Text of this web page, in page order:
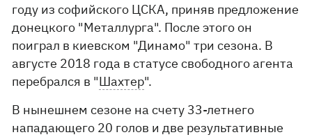
году из софийского ЦСКА, приняв предложение
донецкого "Металлурга". После этого он
поиграл в киевском "Динамо" три сезона. В
августе 2018 года в статусе свободного агента
перебрался в "Шахтер".
В нынешнем сезоне на счету 33-летнего
нападающего 20 голов и две результативные